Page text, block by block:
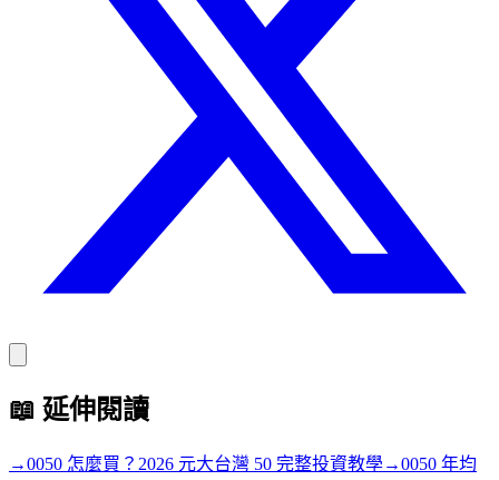
📖 延伸閱讀
→0050 怎麼買？2026 元大台灣 50 完整投資教學→0050 年均